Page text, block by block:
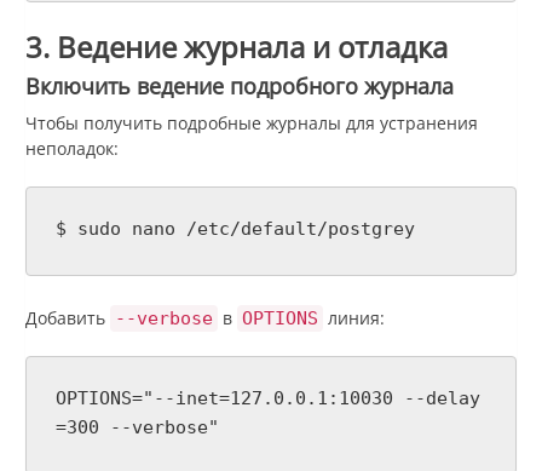
3. Ведение журнала и отладка
Включить ведение подробного журнала
Чтобы получить подробные журналы для устранения
неполадок:
$ sudo nano /etc/default/postgrey
Добавить --verbose в OPTIONS линия:
OPTIONS="--inet=127.0.0.1:10030 --delay
=300 --verbose"